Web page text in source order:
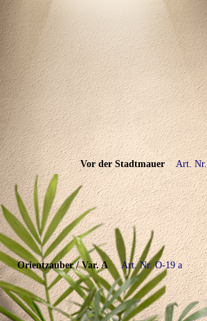
Vor der Stadtmauer Art.
Orientzauber / Var. A Art. Nr. O-19 a